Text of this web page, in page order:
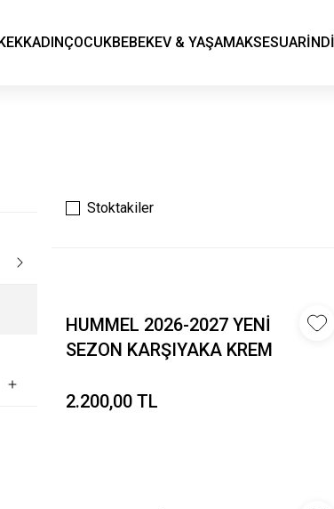
KADINÇOCUKBEBEKEV & YAŞAMAKSESUAR
Stoktakiler
HUMMEL 2026-2027 YENİ
SEZON KARŞIYAKA KREM
2.200,00 TL